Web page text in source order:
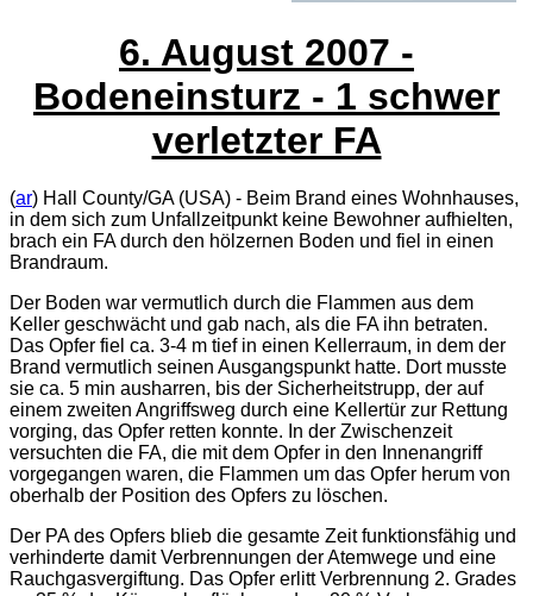
6. August 2007 -
Bodeneinsturz - 1 schwer
verletzter FA
(ar) Hall County/GA (USA) - Beim Brand eines Wohnhauses,
in dem sich zum Unfallzeitpunkt keine Bewohner aufhielten,
brach ein FA durch den hölzernen Boden und fiel in einen
Brandraum.
Der Boden war vermutlich durch die Flammen aus dem
Keller geschwächt und gab nach, als die FA ihn betraten.
Das Opfer fiel ca. 3-4 m tief in einen Kellerraum, in dem der
Brand vermutlich seinen Ausgangspunkt hatte. Dort musste
sie ca. 5 min ausharren, bis der Sicherheitstrupp, der auf
einem zweiten Angriffsweg durch eine Kellertür zur Rettung
vorging, das Opfer retten konnte. In der Zwischenzeit
versuchten die FA, die mit dem Opfer in den Innenangriff
vorgegangen waren, die Flammen um das Opfer herum von
oberhalb der Position des Opfers zu löschen.
Der PA des Opfers blieb die gesamte Zeit funktionsfähig und
verhinderte damit Verbrennungen der Atemwege und eine
Rauchgasvergiftung. Das Opfer erlitt Verbrennung 2. Grades